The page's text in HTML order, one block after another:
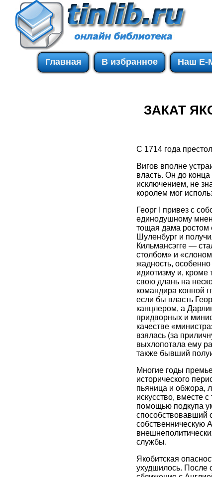
Главная В избранное Наш E-
ЗАКАТ
С 1714 года
Вигов вполне
власть. Он до
исключением, не
королем мог
Георг I привез с
единодушному
тощая дама ростом
Шуленбург и
Кильмансэгге —
столбом» и
жадность,
идиотизму и, кроме
свою длань на
командира конной
если бы власть
канцлером, а
придворных и
качестве
взялась (за
выхлопотала ему
также бывший
Многие годы
исторического
пьяница и обжора,
искусство, вместе
помощью подкупа
способствовавший
собственническую
службы.
Якобитская
ухудшилось. После